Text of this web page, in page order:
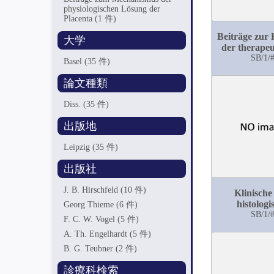
physiologischen Lösung der
Placenta(1 件)
大学
Basel(35 件)
論文種類
Diss.(35 件)
出版地
Leipzig(35 件)
出版社
J. B. Hirschfeld(10 件)
Georg Thieme(6 件)
F. C. W. Vogel(5 件)
A. Th. Engelhardt(5 件)
B. G. Teubner(2 件)
診療科検索
Beiträge zur
der
ResultateSB/1/#
SB/1/#